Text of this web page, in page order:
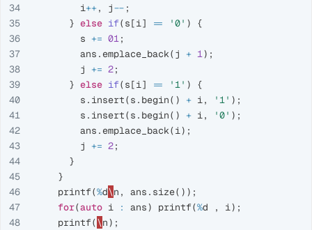
34
35
36
37
38
39
40
41
42
43
44
45
46
47
48
i++, j-- ;
} else if(s[i] == '0' )
{
s += 01;
ans . emplace_back(j + 1);
j
+= 2;
} else if(s[i] == '1' )
{
s . insert(s . begin() + i, '1' );
s . insert(s . begin() + i, '0' );
ans . emplace_back(i);
j
+= 2;
}
}
printf(%d\n , ans . size());
for(auto i : ans) printf(%d , i);
printf(\n);